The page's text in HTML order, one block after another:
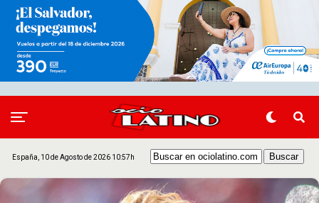
España, 10 de Agosto de 2026 10:57h